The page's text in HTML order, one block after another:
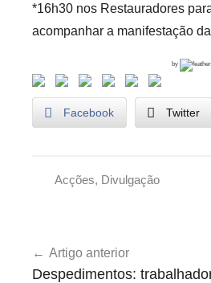
*16h30 nos Restauradores
acompanhar a manifestação
by
Facebook Twitter
Acções, Divulgação
de
Artigo anterior
Despedimentos: